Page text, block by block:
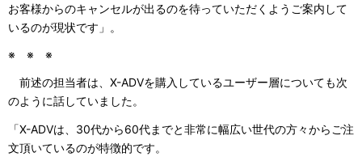
お客様からのキャンセルが出るのを待っていただくようご案内して
いるのが現状です」。
※ ※ ※
前述の担当者は、X-ADVを購入しているユーザー層についても次
のように話していました。
「X-ADVは、30代から60代までと非常に幅広い世代の方々からご注
文頂いているのが特徴的です。